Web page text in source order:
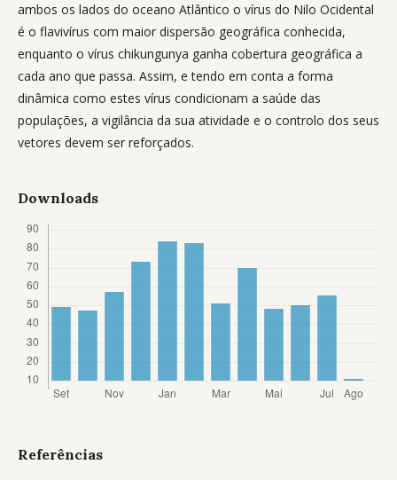
ambos os lados do oceano Atlântico o vírus do Nilo Ocidental
é o flavivírus com maior dispersão geográfica conhecida,
enquanto o vírus chikungunya ganha cobertura geográfica a
cada ano que passa. Assim, e tendo em conta a forma
dinâmica como estes vírus condicionam a saúde das
populações, a vigilância da sua atividade e o controlo dos seus
vetores devem ser reforçados.
Downloads
Referências